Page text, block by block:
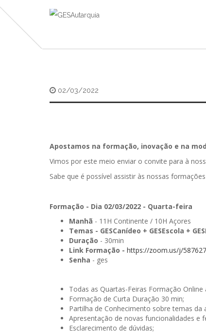
02/03/2022
Apostamos na formação, inovação e na
Vimos por este meio enviar o convite para à
Sabe que é possível assistir às nossas
Formação - Dia 02/03/2022 - Quarta-feira
Manhã - 11H Continente / 10H Açores
Temas - GESCanídeo + GESEscola +
Duração - 30min
Link Formação - https://zoom.us/j/
Senha - ges
Todas as Quartas-Feiras Formação Online
Formação de Curta Duração 30 min;
Partilha de Conhecimento sobre temas da
Apresentação de novas funcionalidades e
Esclarecimento de dúvidas;